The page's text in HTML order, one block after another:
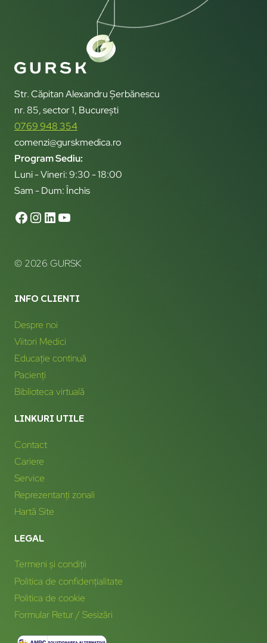
Str. Căpitan Alexandru Șerbănescu
nr. 85, sector 1, București
0769 948 354
comenzi@gurskmedica.ro
Program Sediu:
Luni - Vineri: 9:30 - 18:00
Sam - Dum: Închis
© 2026 GURSK
INFO CLIENTI
Despre noi
Viitori Medici
Educație continuă
Pacienți
Biblioteca virtuală
LINKURI UTILE
Contact
Cariere
Service
Reprezentanți zonali
Hartă Site
LEGAL
Termeni și condiții
Politica de confidențialitate
Politica de cookie
Formular Retur / Sesizări